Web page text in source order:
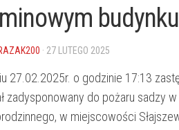
· 27 LUTEGO 2025
27.02.2025r. o godzinie 17:13
zadysponowany do pożaru sadzy
w miejscowości